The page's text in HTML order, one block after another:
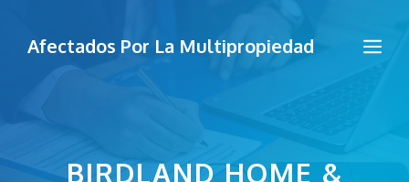
Afectados Por La Multipropiedad
BIRDLAND HOME &